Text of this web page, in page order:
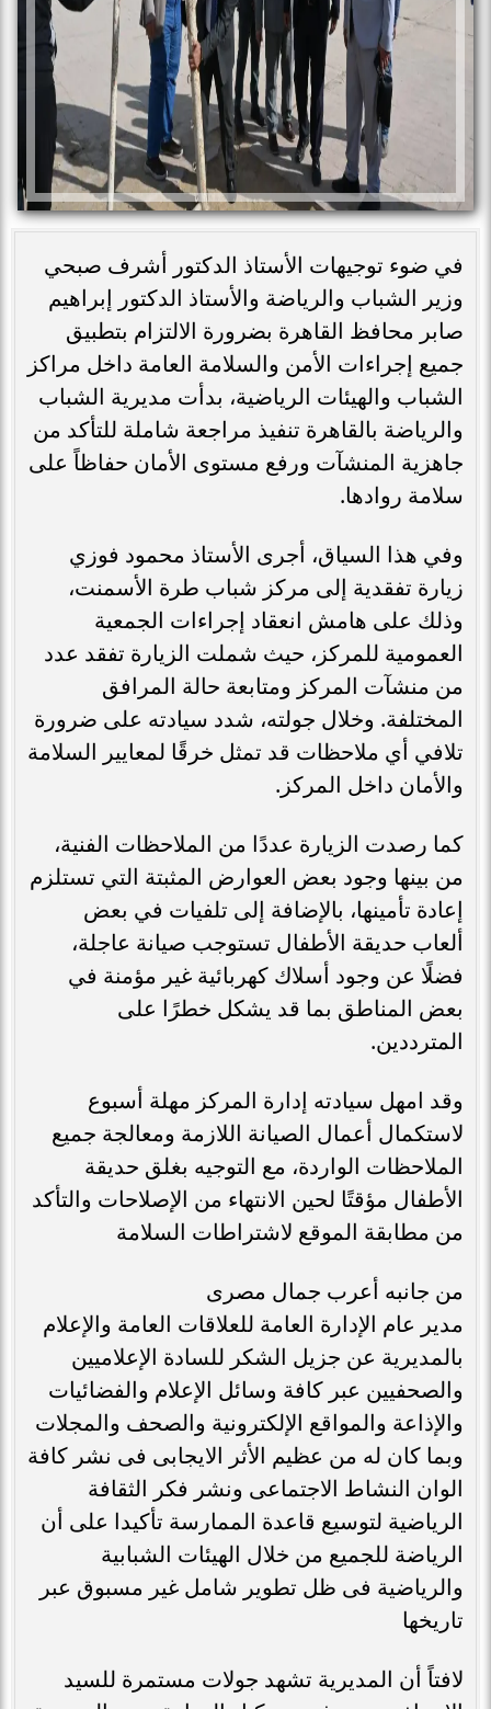
في ضوء توجيهات الأستاذ الدكتور أشرف صبحي
وزير الشباب والرياضة والأستاذ الدكتور إبراهيم
صابر محافظ القاهرة بضرورة الالتزام بتطبيق
جميع إجراءات الأمن والسلامة العامة داخل مراكز
الشباب والهيئات الرياضية، بدأت مديرية الشباب
والرياضة بالقاهرة تنفيذ مراجعة شاملة للتأكد من
جاهزية المنشآت ورفع مستوى الأمان حفاظاً على
سلامة روادها.
وفي هذا السياق، أجرى الأستاذ محمود فوزي
زيارة تفقدية إلى مركز شباب طرة الأسمنت،
وذلك على هامش انعقاد إجراءات الجمعية
العمومية للمركز، حيث شملت الزيارة تفقد عدد
من منشآت المركز ومتابعة حالة المرافق
المختلفة. وخلال جولته، شدد سيادته على ضرورة
تلافي أي ملاحظات قد تمثل خرقًا لمعايير السلامة
والأمان داخل المركز.
كما رصدت الزيارة عددًا من الملاحظات الفنية،
من بينها وجود بعض العوارض المثبتة التي تستلزم
إعادة تأمينها، بالإضافة إلى تلفيات في بعض
ألعاب حديقة الأطفال تستوجب صيانة عاجلة،
فضلًا عن وجود أسلاك كهربائية غير مؤمنة في
بعض المناطق بما قد يشكل خطرًا على
المترددين.
وقد امهل سيادته إدارة المركز مهلة أسبوع
لاستكمال أعمال الصيانة اللازمة ومعالجة جميع
الملاحظات الواردة، مع التوجيه بغلق حديقة
الأطفال مؤقتًا لحين الانتهاء من الإصلاحات والتأكد
من مطابقة الموقع لاشتراطات السلامة
من جانبه أعرب جمال مصرى
مدير عام الإدارة العامة للعلاقات العامة والإعلام
بالمديرية عن جزيل الشكر للسادة الإعلاميين
والصحفيين عبر كافة وسائل الإعلام والفضائيات
والإذاعة والمواقع الإلكترونية والصحف والمجلات
وبما كان له من عظيم الأثر الايجابى فى نشر كافة
الوان النشاط الاجتماعى ونشر فكر الثقافة
الرياضية لتوسيع قاعدة الممارسة تأكيدا على أن
الرياضة للجميع من خلال الهيئات الشبابية
والرياضية فى ظل تطوير شامل غير مسبوق عبر
تاريخها
لافتاً أن المديرية تشهد جولات مستمرة للسيد